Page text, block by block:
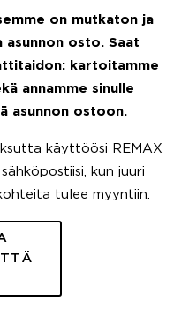
on mutkaton ja
osto. Saat
kartoitamme
annamme sinulle
asunnon ostoon.
käyttöösi REMAX
kun juuri
tulee myyntiin.